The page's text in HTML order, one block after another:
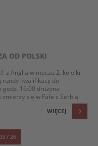
OD POLSKI
z Anglią w meczu 2. kolejki
kwalifikacji do
godz. 16:00 drużyna
się w Fafe z Serbią.
WIĘCEJ
/ 26